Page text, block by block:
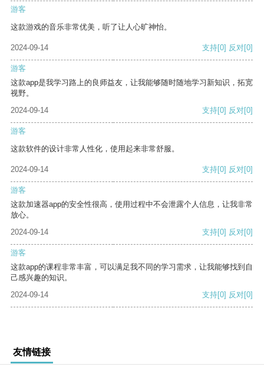
游客
这款游戏的音乐非常优美，听了让人心旷神怡。
2024-09-14 支持[0] 反对[0]
游客
这款app是我学习路上的良师益友，让我能够随时随地学习新知识，拓宽
视野。
2024-09-14
支持[0] 反对[0]
游客
这款软件的设计非常人性化，使用起来非常舒服。
2024-09-14 支持[0] 反对[0]
游客
这款加速器app的安全性很高，使用过程中不会泄露个人信息，让我非常
放心。
2024-09-14
支持[0] 反对[0]
游客
这款app的课程非常丰富，可以满足我不同的学习需求，让我能够找到自
己感兴趣的知识。
2024-09-14
支持[0] 反对[0]
友情链接